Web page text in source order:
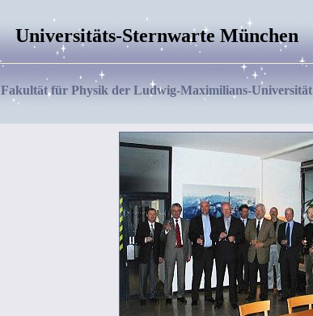
Universitäts-Sternwarte München
Fakultät für Physik der Ludwig-Maximilians-Universität